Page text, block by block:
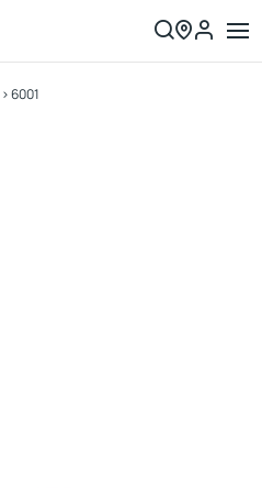
>6001